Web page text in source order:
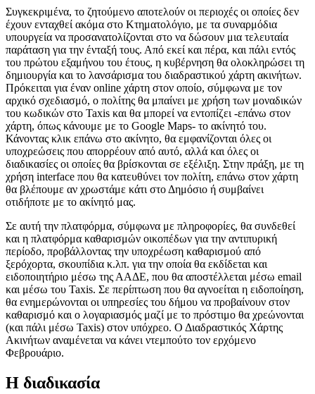
Συγκεκριμένα, το ζητούμενο αποτελούν οι περιοχές οι οποίες δεν
έχουν ενταχθεί ακόμα στο Κτηματολόγιο, με τα συναρμόδια
υπουργεία να προσανατολίζονται στο να δώσουν μια τελευταία
παράταση για την ένταξή τους. Από εκεί και πέρα, και πάλι εντός
του πρώτου εξαμήνου του έτους, η κυβέρνηση θα ολοκληρώσει τη
δημιουργία και το λανσάρισμα του διαδραστικού χάρτη ακινήτων.
Πρόκειται για έναν online χάρτη στον οποίο, σύμφωνα με τον
αρχικό σχεδιασμό, ο πολίτης θα μπαίνει με χρήση των μοναδικών
του κωδικών στο Taxis και θα μπορεί να εντοπίζει -επάνω στον
χάρτη, όπως κάνουμε με το Google Maps- το ακίνητό του.
Κάνοντας κλικ επάνω στο ακίνητο, θα εμφανίζονται όλες οι
υποχρεώσεις που απορρέουν από αυτό, αλλά και όλες οι
διαδικασίες οι οποίες θα βρίσκονται σε εξέλιξη. Στην πράξη, με τη
χρήση interface που θα κατευθύνει τον πολίτη, επάνω στον χάρτη
θα βλέπουμε αν χρωστάμε κάτι στο Δημόσιο ή συμβαίνει
οτιδήποτε με το ακίνητό μας.
Σε αυτή την πλατφόρμα, σύμφωνα με πληροφορίες, θα συνδεθεί
και η πλατφόρμα καθαρισμών οικοπέδων για την αντιπυρική
περίοδο, προβάλλοντας την υποχρέωση καθαρισμού από
ξερόχορτα, σκουπίδια κ.λπ. για την οποία θα εκδίδεται και
ειδοποιητήριο μέσω της ΑΑΔΕ, που θα αποστέλλεται μέσω email
και μέσω του Taxis. Σε περίπτωση που θα αγνοείται η ειδοποίηση,
θα ενημερώνονται οι υπηρεσίες του δήμου να προβαίνουν στον
καθαρισμό και ο λογαριασμός μαζί με το πρόστιμο θα χρεώνονται
(και πάλι μέσω Taxis) στον υπόχρεο. Ο Διαδραστικός Χάρτης
Ακινήτων αναμένεται να κάνει ντεμπούτο τον ερχόμενο
Φεβρουάριο.
Η διαδικασία